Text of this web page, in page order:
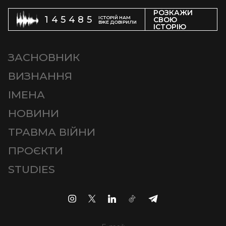
145485
ІСТОРІЙ НАМ
ВЖЕ ДОВІРИЛИ
РОЗКАЖИ
СВОЮ
ІСТОРІЮ
ЗАСНОВНИК
ВИЗНАННЯ
ІМЕНА
НОВИНИ
ТРАВМА ВІЙНИ
ПРОЄКТИ
STUDIES